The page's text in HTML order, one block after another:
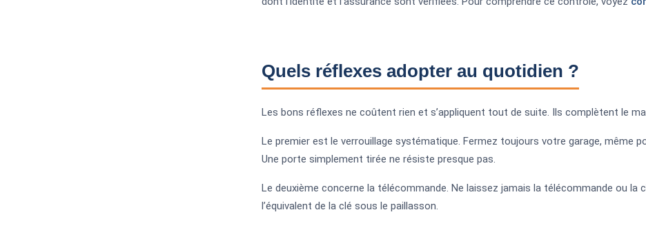
Quels réflexes adopter au quotidien ?
Les bons réflexes ne coûtent rien et s’appliquent tout de suite. Ils complètent le
Le premier est le verrouillage systématique. Fermez toujours votre garage, même
Une porte simplement tirée ne résiste presque pas.
Le deuxième concerne la télécommande. Ne laissez jamais la télécommande ou la
l’équivalent de la clé sous le paillasson.